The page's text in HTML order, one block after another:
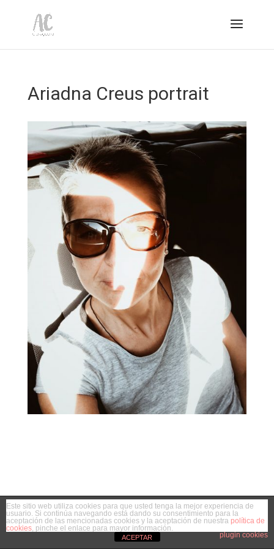
Ariadna Creus portrait
Este sitio web utiliza cookies para que usted tenga la mejor experiencia de
usuario. Si continúa navegando está dando su consentimiento para la
aceptación de las mencionadas cookies y la aceptación de nuestra política de
cookies, pinche el enlace para mayor información.
plugin cookies
ACEPTAR